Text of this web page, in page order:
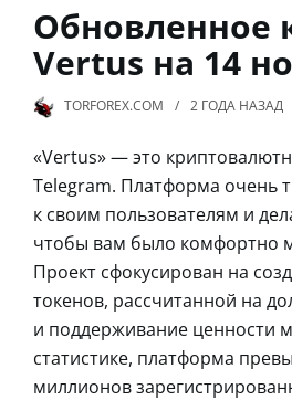
Обновленное
Vertus на 14
TORFOREX.COM 2 ГОДА НАЗАД
«Vertus» — это
Telegram. Платформа очень
к своим пользователям и
чтобы вам было комфортно
Проект сфокусирован на
токенов, рассчитанной на
и поддерживание ценности
статистике, платформа
миллионов